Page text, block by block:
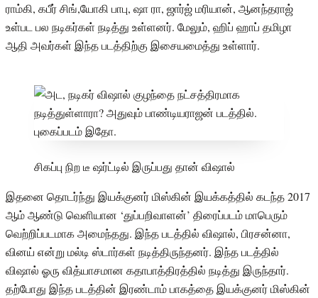
ராம்கி, கபீர் சிங்,யோகி பாபு, ஷா ரா, ஜார்ஜ் மரியான், ஆனந்தராஜ்
உள்பட பல நடிகர்கள் நடித்து உள்ளனர். மேலும், ஹிப் ஹாப் தமிழா
ஆதி அவர்கள் இந்த படத்திற்கு இசையமைத்து உள்ளார்.
சிகப்பு நிற டீ ஷர்ட்டில் இருப்பது தான் விஷால்
இதனை தொடர்ந்து இயக்குனர் மிஸ்கின் இயக்கத்தில் கடந்த 2017
ஆம் ஆண்டு வெளியான ‘துப்பறிவாளன்’ திரைப்படம் மாபெரும்
வெற்றிப்படமாக அமைந்தது. இந்த படத்தில் விஷால், பிரசன்னா,
வினய் என்று மல்டி ஸ்டார்கள் நடித்திருந்தனர். இந்த படத்தில்
விஷால் ஓரு வித்யாசமான கதாபாத்திரத்தில் நடித்து இருந்தார்.
தற்போது இந்த படத்தின் இரண்டாம் பாகத்தை இயக்குனர் மிஸ்கின்